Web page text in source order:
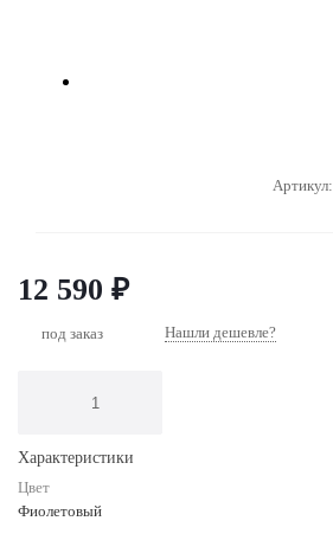
Артикул:
12 590 ₽
под заказ Нашли дешевле?
Характеристики
Цвет
Фиолетовый